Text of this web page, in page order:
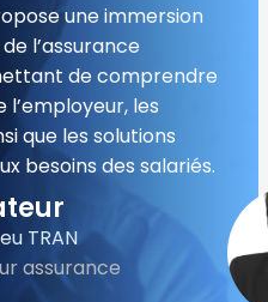
une immersion
l’assurance
de comprendre
l’employeur, les
que les solutions
besoins des salariés.
TRAN
assurance